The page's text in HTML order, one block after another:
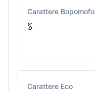
Carattere Bopomofo
ꌗ
Carattere Eco